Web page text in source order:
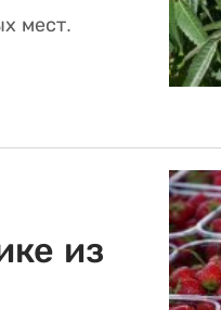
мест.
из